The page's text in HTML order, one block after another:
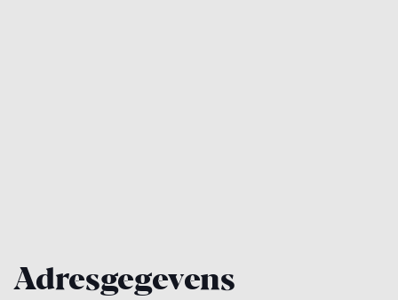
Adresgegevens